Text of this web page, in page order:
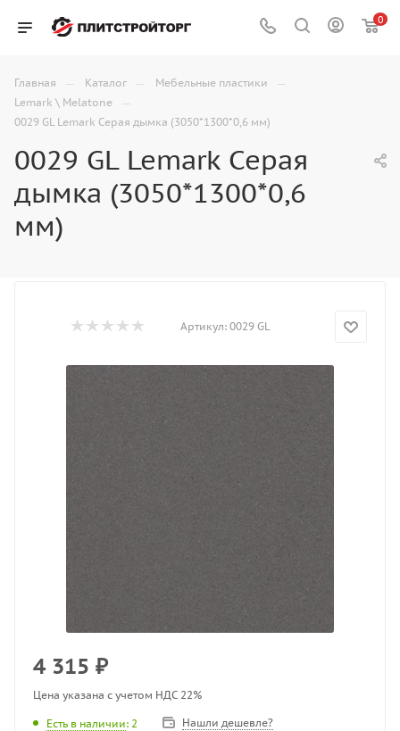
0
Главная — Каталог — Мебельные пластики —
Lemark \ Melatone —
0029 GL Lemark Серая дымка (3050*1300*0,6 мм)
0029 GL Lemark Серая
дымка (3050*1300*0,6
мм)
Артикул: 0029 GL
4 315 ₽
Цена указана с учетом НДС 22%
Есть в наличии: 2 Нашли дешевле?